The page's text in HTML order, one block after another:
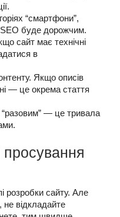
“смартфони”,
SEO буде дорожчим.
сайт має технічні
в
Якщо описів
— це окрема стаття
— це тривала
розробки сайту. Але
відкладайте